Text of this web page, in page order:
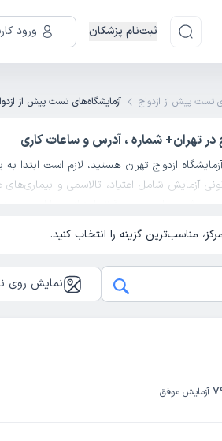
ثبت‌نام پزشکان ورود
تست پیش از ازدواج آزمایشگاه‌های تست پیش از
در تهران+ شماره ، آدرس و ساعات کاری
ازدواج تهران هستید، لازم است ابتدا به
آزمایش شامل اعتیاد، تالاسمی و بیماری‌های
با بررسی دقیق امتیاز بیماران، مجوز
کاری، امتیاز بیماران و خدمات
را سریع و آسان رزرو کنید. آزمایشگاه های
مورد اتصال به سامانه ثبت احوال انتخاب
مناسب‌ترین گزینه را انتخاب کنید.
نمایش روی
آزمایش موفق